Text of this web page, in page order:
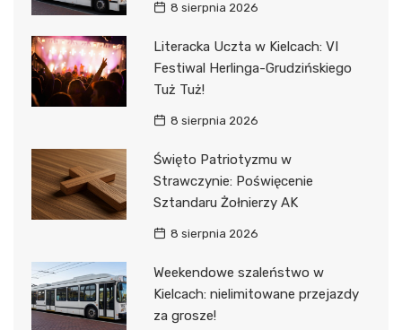
8 sierpnia 2026
Literacka Uczta w Kielcach: VI
Festiwal Herlinga-Grudzińskiego
Tuż Tuż!
8 sierpnia 2026
Święto Patriotyzmu w
Strawczynie: Poświęcenie
Sztandaru Żołnierzy AK
8 sierpnia 2026
Weekendowe szaleństwo w
Kielcach: nielimitowane przejazdy
za grosze!